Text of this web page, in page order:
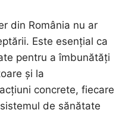
din România nu ar
Este esențial ca
pentru a îmbunătăți
și la
concrete, fiecare
de sănătate